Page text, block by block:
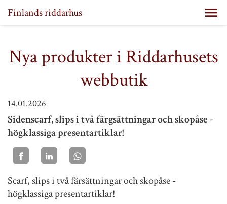
Finlands riddarhus
Nya produkter i Riddarhusets
webbutik
14.01.2026
Sidenscarf, slips i två färgsättningar och skopåse -
högklassiga presentartiklar!
Scarf, slips i två färsättningar och skopåse -
högklassiga presentartiklar!